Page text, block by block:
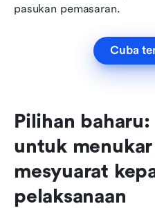
pasukan pemasaran.
Cuba
Pilihan
untuk
mesyuarat
pelaksanaan